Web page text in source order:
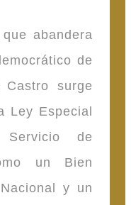
abandera
de
Castro surge
Ley Especial
de
un Bien
y un